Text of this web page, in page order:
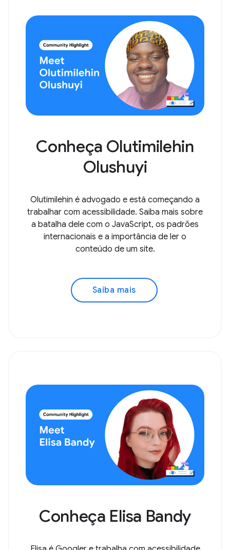
Conheça Olutimilehin
Olushuyi
Olutimilehin é advogado e está começando a
trabalhar com acessibilidade. Saiba mais sobre
a batalha dele com o JavaScript, os padrões
internacionais e a importância de ler o
conteúdo de um site.
Saiba mais
Conheça Elisa Bandy